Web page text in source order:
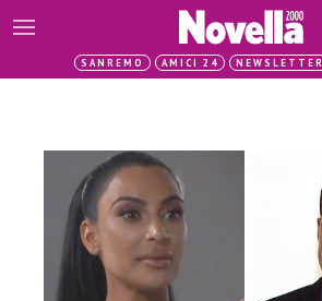
SANREMO AMICI 24 NEWSLETTER